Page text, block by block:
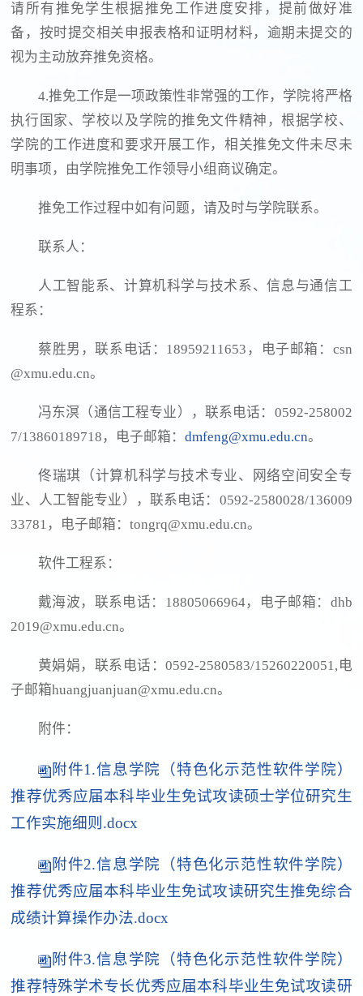
请所有推免学生根据推免工作进度安排，提前做好准
备，按时提交相关申报表格和证明材料，逾期未提交的
视为主动放弃推免资格。
4.推免工作是一项政策性非常强的工作，学院将严格
执行国家、学校以及学院的推免文件精神，根据学校、
学院的工作进度和要求开展工作，相关推免文件未尽未
明事项，由学院推免工作领导小组商议确定。
推免工作过程中如有问题，请及时与学院联系。
联系人：
人工智能系、计算机科学与技术系、信息与通信工
程系：
蔡胜男，联系电话：18959211653，电子邮箱：csn
@xmu.edu.cn。
冯东溟（通信工程专业），联系电话：0592-258002
7/13860189718，电子邮箱：dmfeng@xmu.edu.cn。
佟瑞琪（计算机科学与技术专业、网络空间安全专
业、人工智能专业），联系电话：0592-2580028/136009
33781，电子邮箱：tongrq@xmu.edu.cn。
软件工程系：
戴海波，联系电话：18805066964，电子邮箱：dhb
2019@xmu.edu.cn。
黄娟娟，联系电话：0592-2580583/15260220051,电
子邮箱huangjuanjuan@xmu.edu.cn。
附件：
附件1.信息学院（特色化示范性软件学院）
推荐优秀应届本科毕业生免试攻读硕士学位研究生
工作实施细则.docx
附件2.信息学院（特色化示范性软件学院）
推荐优秀应届本科毕业生免试攻读研究生推免综合
成绩计算操作办法.docx
附件3.信息学院（特色化示范性软件学院）
推荐特殊学术专长优秀应届本科毕业生免试攻读研